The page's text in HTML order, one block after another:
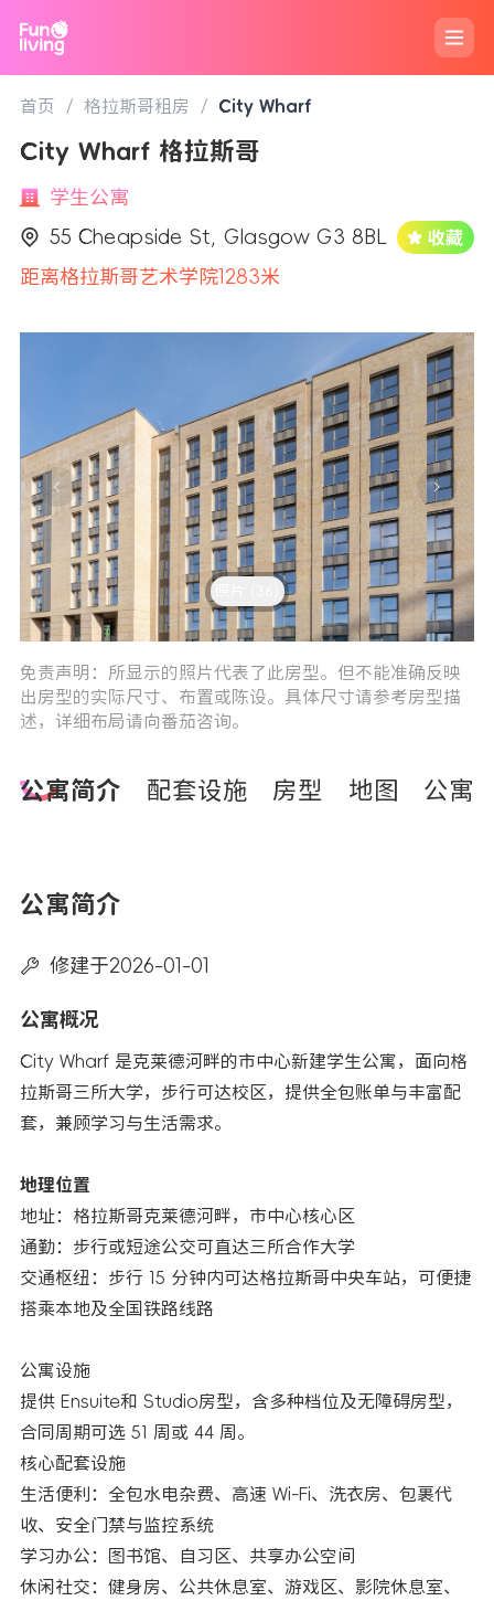
首页 / 格拉斯哥租房 / City Wharf
City Wharf 格拉斯哥
学生公寓
55 Cheapside St, Glasgow G3 8BL
距离格拉斯哥艺术学院1283米
免责声明：所显示的照片代表了此房型。但不能准确反映
出房型的实际尺寸、布置或陈设。具体尺寸请参考房型描
述，详细布局请向番茄咨询。
公寓简介 配套设施 房型 地图 公寓
公寓简介
修建于2026-01-01
公寓概况
City Wharf 是克莱德河畔的市中心新建学生公寓，面向格
拉斯哥三所大学，步行可达校区，提供全包账单与丰富配
套，兼顾学习与生活需求。
地理位置
地址：格拉斯哥克莱德河畔，市中心核心区
通勤：步行或短途公交可直达三所合作大学
交通枢纽：步行 15 分钟内可达格拉斯哥中央车站，可便捷
搭乘本地及全国铁路线路
公寓设施
提供 Ensuite和 Studio房型，含多种档位及无障碍房型，
合同周期可选 51 周或 44 周。
核心配套设施
生活便利：全包水电杂费、高速 Wi-Fi、洗衣房、包裹代
收、安全门禁与监控系统
学习办公：图书馆、自习区、共享办公空间
休闲社交：健身房、公共休息室、游戏区、影院休息室、